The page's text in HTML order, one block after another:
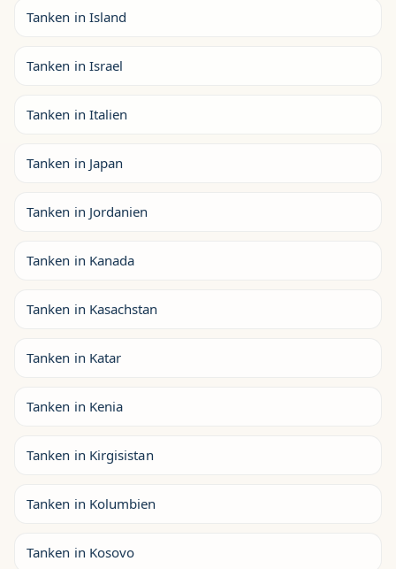
Tanken in Island
Tanken in Israel
Tanken in Italien
Tanken in Japan
Tanken in Jordanien
Tanken in Kanada
Tanken in Kasachstan
Tanken in Katar
Tanken in Kenia
Tanken in Kirgisistan
Tanken in Kolumbien
Tanken in Kosovo